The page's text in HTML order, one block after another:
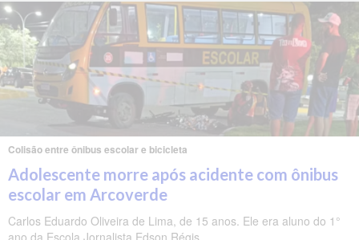
Colisão entre ônibus escolar e bicicleta
Adolescente morre após acidente com ônibus
escolar em Arcoverde
Carlos Eduardo Oliveira de Lima, de 15 anos. Ele era aluno do 1°
ano da Escola Jornalista Edson Régis.